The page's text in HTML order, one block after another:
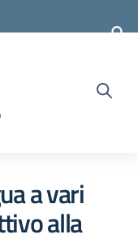
a vari
alla